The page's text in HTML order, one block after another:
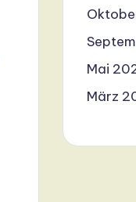
Mai
März